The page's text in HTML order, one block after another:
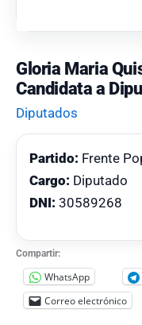
Gloria Maria
Candidata a
Diputados
Partido: Frente
Cargo: Diputado
DNI: 30589268
Compartir:
WhatsApp
Correo electrónico